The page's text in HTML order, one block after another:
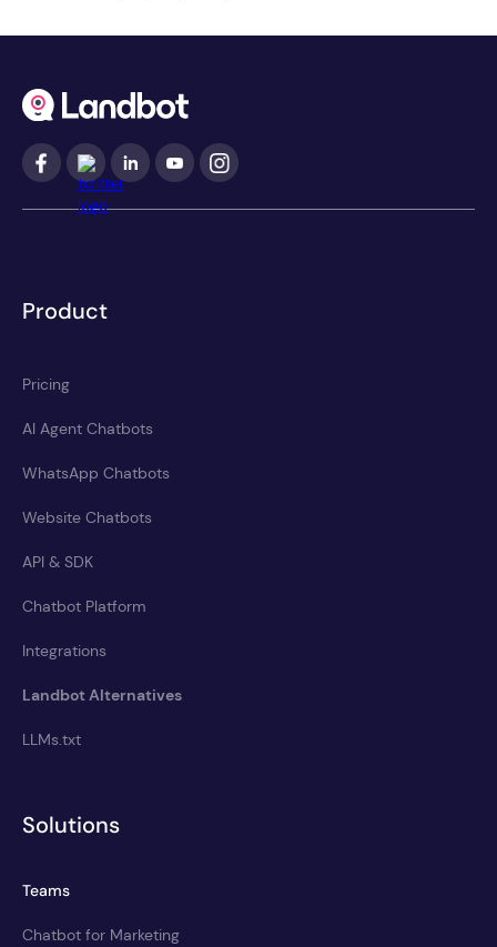
Product
Pricing
AI Agent Chatbots
WhatsApp Chatbots
Website Chatbots
API & SDK
Chatbot Platform
Integrations
Landbot Alternatives
LLMs.txt
Solutions
Teams
Chatbot for Marketing